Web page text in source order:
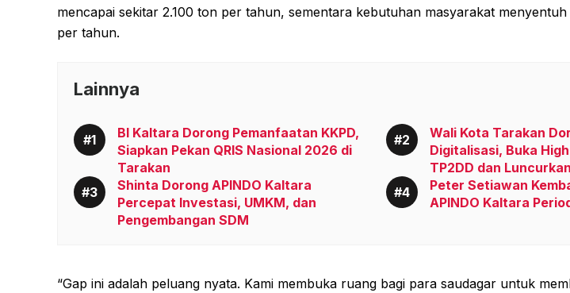
mencapai sekitar 2.100 ton per tahun, sementara kebutuhan masyarakat
per tahun.
Lainnya
BI Kaltara Dorong Pemanfaatan KKPD,
Siapkan Pekan QRIS Nasional 2026 di
Tarakan
Wali Kota Tarakan
Digitalisasi, Buka
TP2DD dan
Shinta Dorong APINDO Kaltara
Percepat Investasi, UMKM, dan
Pengembangan SDM
Peter Setiawan
APINDO Kaltara
“Gap ini adalah peluang nyata. Kami membuka ruang bagi para saudagar untuk